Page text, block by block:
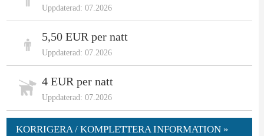
Uppdaterad: 07.2026
5,50 EUR per natt
Uppdaterad: 07.2026
4 EUR per natt
Uppdaterad: 07.2026
KORRIGERA / KOMPLETTERA INFORMATION »